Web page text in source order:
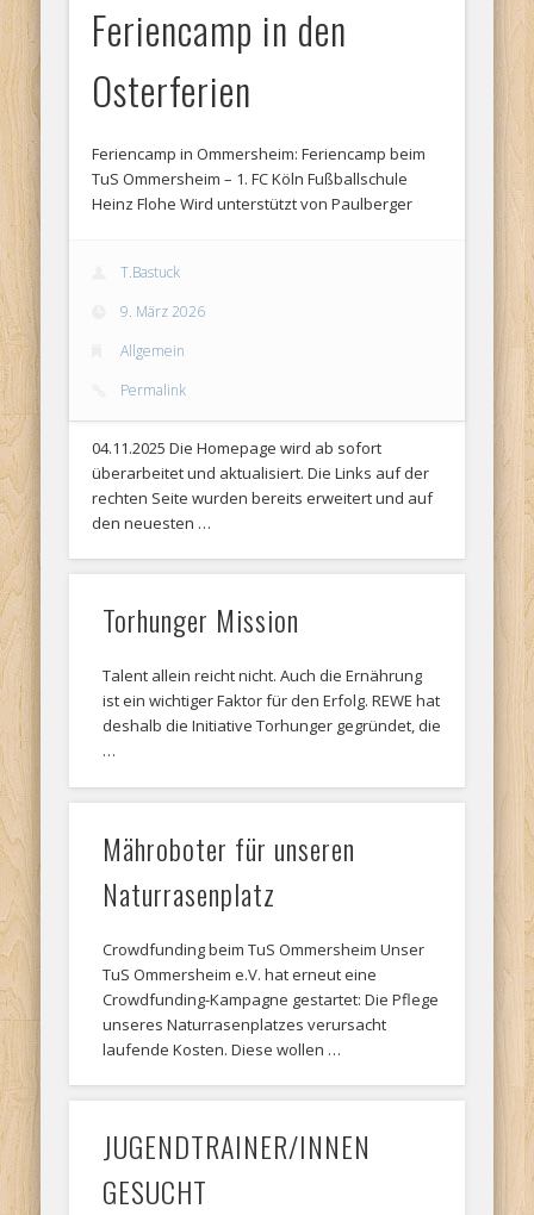
Feriencamp in den
Osterferien
Feriencamp in Ommersheim: Feriencamp beim
TuS Ommersheim – 1. FC Köln Fußballschule
Heinz Flohe Wird unterstützt von Paulberger
T.Bastuck
9. März 2026
Allgemein
Permalink
04.11.2025 Die Homepage wird ab sofort
überarbeitet und aktualisiert. Die Links auf der
rechten Seite wurden bereits erweitert und auf
den neuesten …
Torhunger Mission
Talent allein reicht nicht. Auch die Ernährung
ist ein wichtiger Faktor für den Erfolg. REWE hat
deshalb die Initiative Torhunger gegründet, die
…
Mähroboter für unseren
Naturrasenplatz
Crowdfunding beim TuS Ommersheim Unser
TuS Ommersheim e.V. hat erneut eine
Crowdfunding-Kampagne gestartet: Die Pflege
unseres Naturrasenplatzes verursacht
laufende Kosten. Diese wollen …
JUGENDTRAINER/INNEN
GESUCHT